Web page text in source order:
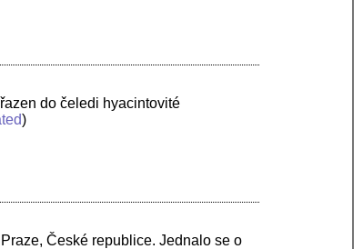
do čeledi hyacintovité
)
České republice. Jednalo se o